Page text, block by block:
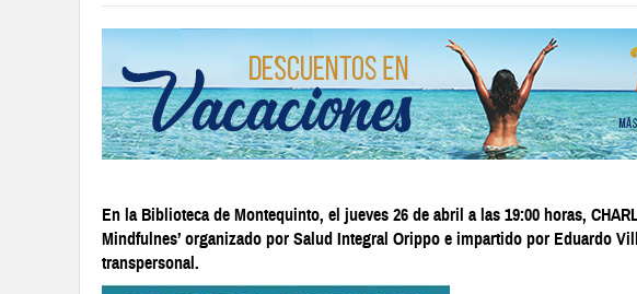
En la Biblioteca de Montequinto, el jueves 26 de abril a las 19:00 horas,
Mindfulnes’ organizado por Salud Integral Orippo e impartido por Eduardo
transpersonal.